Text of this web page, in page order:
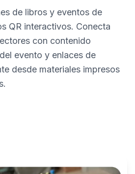
de libros y eventos de
QR interactivos. Conecta
con contenido
evento y enlaces de
desde materiales impresos